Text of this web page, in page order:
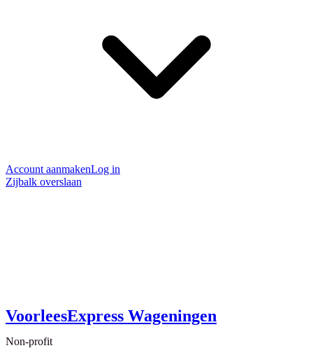
Account aanmakenLog in
Zijbalk overslaan
VoorleesExpress Wageningen
Non-profit